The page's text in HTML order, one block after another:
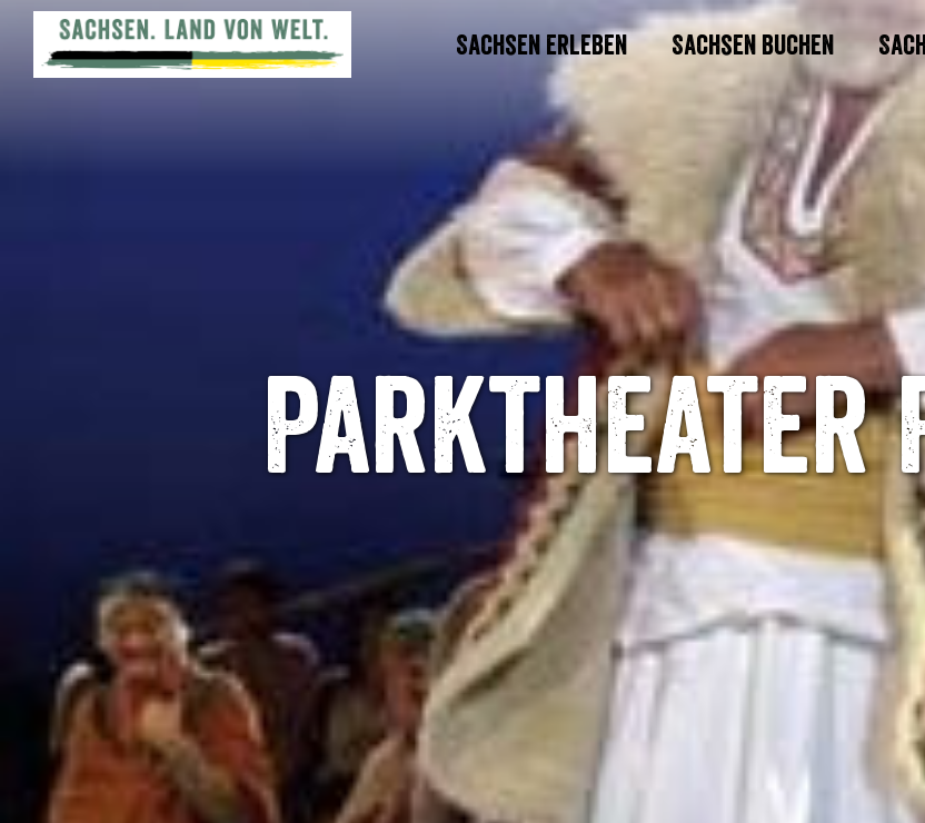
Sachsen erleben Sachsen buchen
Parktheater